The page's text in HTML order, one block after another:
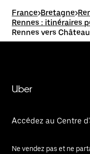
France>Bretagne>
Rennes : itinéraires
Rennes vers
Uber
Accédez au Centre
Ne vendez pas et ne